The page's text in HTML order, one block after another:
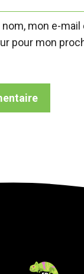
mon e-
pour mon